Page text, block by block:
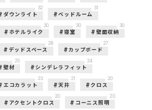
ダウンライト
32
ベッドルーム
31
ホテルライク
30
寝室
30
壁面収納
30
デッドスペース
28
カップボード
27
壁材
25
シンデレラフィット
24
エコカラット
23
天井
21
クロス
20
アクセントクロス
20
コーニス照明
20